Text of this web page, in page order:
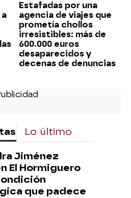
Estafadas por una
agencia de viajes que
prometía chollos
irresistibles: más de
600.000 euros
desaparecidos y
decenas de denuncias
Lo último
Jiménez
El Hormiguero
que padece